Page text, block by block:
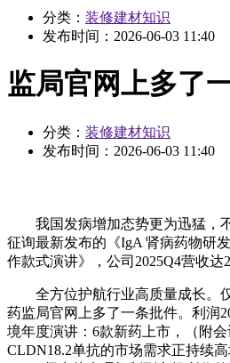
分类： 装修建材知识
发布时间： 2026-06-03 11:40
监局官网上多了
分类： 装修建材知识
发布时间： 2026-06-03 11:40
我国发病增加态势更为迅猛，
征询最新发布的《IgA 肾病药物研
作款式演讲》，公司2025Q4营收达
全方位护航行业高质量成长。
药监局官网上多了一条批件。利润
境年度演讲：6款新药上市，（附会
CLDN18.2单抗的市场需求正持续